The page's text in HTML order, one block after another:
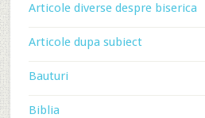
Articole diverse despre biserica
Articole dupa subiect
Bauturi
Biblia